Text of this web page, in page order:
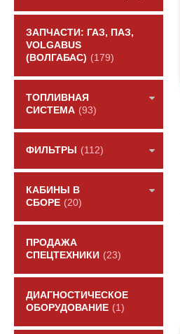
ЗАПЧАСТИ: ГАЗ, ПАЗ,
VOLGABUS
(ВОЛГАБАС) (179)
ТОПЛИВНАЯ
СИСТЕМА (93)
ФИЛЬТРЫ (112)
КАБИНЫ В
СБОРЕ (20)
ПРОДАЖА
СПЕЦТЕХНИКИ (23)
ДИАГНОСТИЧЕСКОЕ
ОБОРУДОВАНИЕ (1)